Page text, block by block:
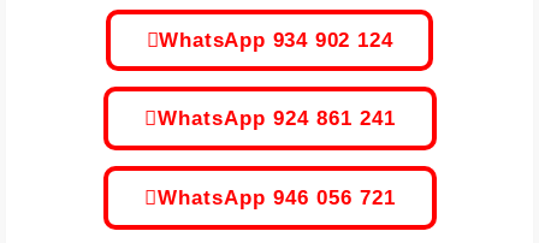
WhatsApp 934 902 124
WhatsApp 924 861 241
WhatsApp 946 056 721